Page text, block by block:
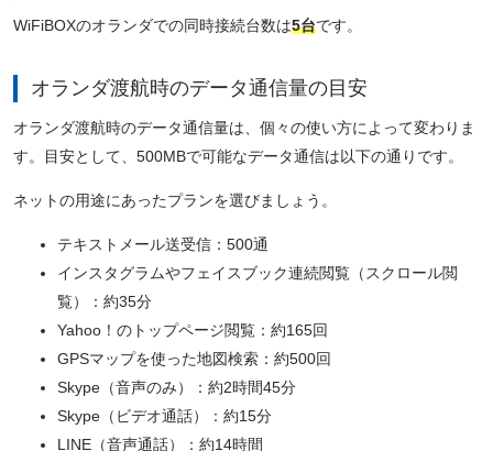
WiFiBOXのオランダでの同時接続台数は5台です。
オランダ渡航時のデータ通信量の目安
オランダ渡航時のデータ通信量は、個々の使い方によって変わりま
す。目安として、500MBで可能なデータ通信は以下の通りです。
ネットの用途にあったプランを選びましょう。
テキストメール送受信：500通
インスタグラムやフェイスブック連続閲覧（スクロール閲
覧）：約35分
Yahoo！のトップページ閲覧：約165回
GPSマップを使った地図検索：約500回
Skype（音声のみ）：約2時間45分
Skype（ビデオ通話）：約15分
LINE（音声通話）：約14時間